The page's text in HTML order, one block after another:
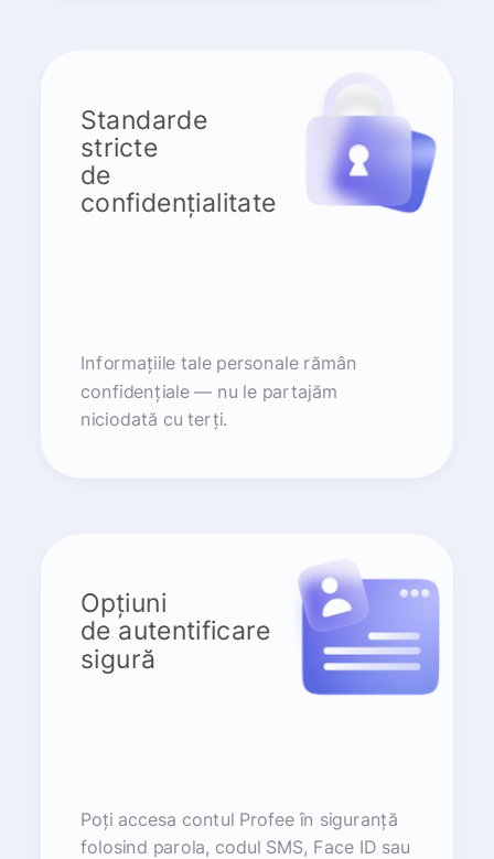
Standarde
stricte
de
confidențialitate
Informațiile tale personale rămân
confidențiale — nu le partajăm
niciodată cu terți.
Opțiuni
de autentificare
sigură
Poți accesa contul Profee în siguranță
folosind parola, codul SMS, Face ID sau